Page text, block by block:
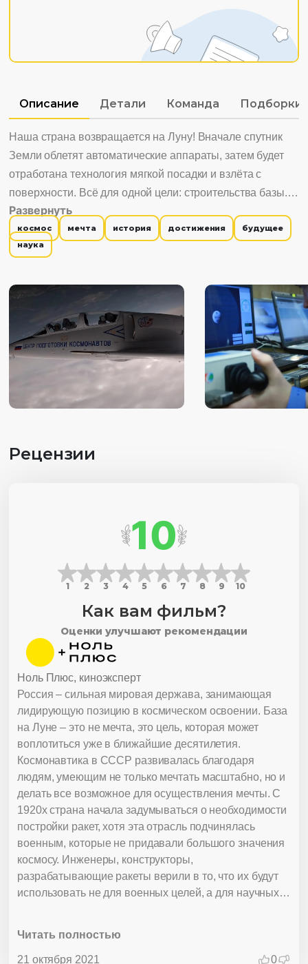
Описание Детали Команда Подборки
Наша страна возвращается на Луну! Вначале спутник
Земли облетят автоматические аппараты, затем будет
отработана технология мягкой посадки и взлёта с
поверхности. Всё для одной цели: строительства базы.
Одновременно начнётся подготовка первых экипажей
для работы на Луне. Интересно смотреть, потому что: 1.
Показывает достижения российской космонавтики. 2.
историей космонавтики.
Развернуть
космос мечта история достижения
будущее
наука
Рецензии
10
1 2 3 4 5 6 7 8 9 10
Как вам фильм?
Оценки улучшают рекомендации
Россия – сильная мировая держава, занимающая
лидирующую позицию в космическом освоении. База
на Луне – это не мечта, это цель, которая может
воплотиться уже в ближайшие десятилетия.
Космонавтика в СССР развивалась благодаря
людям, умеющим не только мечтать масштабно, но и
делать все возможное для осуществления мечты. С
1920х страна начала задумываться о необходимости
постройки ракет, хотя эта отрасль подчинялась
военным, которые не придавали большого значения
космосу. Инженеры, конструкторы,
разрабатывающие ракеты верили в то, что их будут
использовать не для военных целей, а для научных
Королеву.
Читать полностью
21 октября 2021 0
Ноль Плюс, киноэксперт